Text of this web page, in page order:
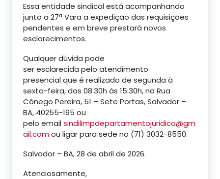
Essa entidade sindical está acompanhando
junto a 27ª Vara a expedição das requisições
pendentes e em breve prestará novos
esclarecimentos.
Qualquer dúvida pode
ser esclarecida pelo atendimento
presencial que é realizado de segunda à
sexta-feira, das 08:30h às 15:30h, na Rua
Cônego Pereira, 51 – Sete Portas, Salvador –
BA, 40255-195 ou
pelo emailsindilimpdepartamentojuridico@gm
ail.comou ligar para sede no (71) 3032-8550.
Salvador – BA, 28 de abril de 2026.
Atenciosamente,